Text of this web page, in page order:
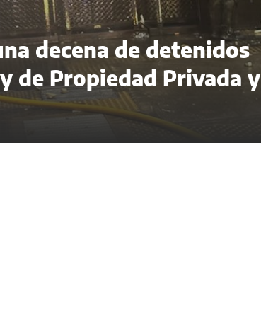
decena de detenidos
de Propiedad Privada y